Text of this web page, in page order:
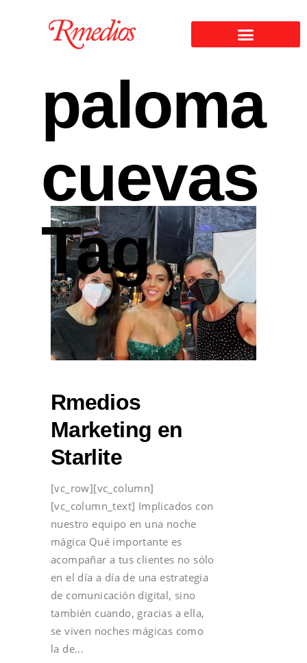
paloma
cuevas
Tag
Rmedios
Marketing en
Starlite
[vc_row][vc_column]
[vc_column_text] Implicados con
nuestro equipo en una noche
mágica Qué importante es
acompañar a tus clientes no sólo
en el día a día de una estrategia
de comunicación digital, sino
también cuando, gracias a ella,
se viven noches mágicas como
la de